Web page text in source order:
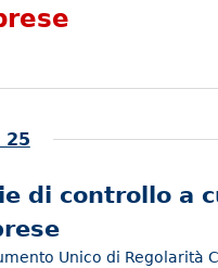
25
di controllo a
Unico di Regolarità